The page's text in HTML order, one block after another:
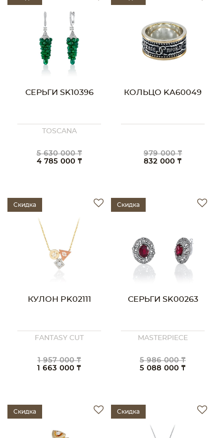
СЕРЬГИ SK10396
TOSCANA
5 630 000 ₸
4 785 000 ₸
КОЛЬЦО KA60049
979 000 ₸
832 000 ₸
Скидка
КУЛОН PK02111
FANTASY CUT
1 957 000 ₸
1 663 000 ₸
Скидка
СЕРЬГИ SK00263
MASTERPIECE
5 986 000 ₸
5 088 000 ₸
Скидка Скидка